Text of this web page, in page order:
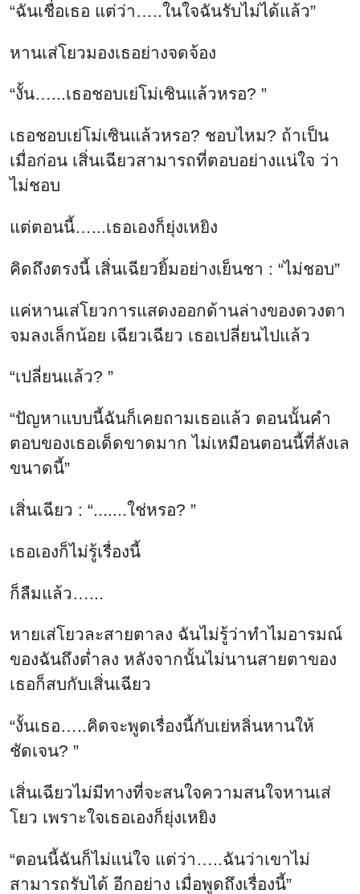
แต่ตอนนี้…...เธอเองก็ยุ่งเหยิง
คิดถึงตรงนี้ เสิ่นเฉียวยิ้มอย่างเย็นชา : “ไม่ชอบ”
แค่หานเส่โยวการแสดงออกด้านล่างของดวงตา
จมลงเล็กน้อย เฉียวเฉียว เธอเปลี่ยนไปแล้ว
“เปลี่ยนแล้ว? ”
“ปัญหาแบบนี้ฉันก็เคยถามเธอแล้ว ตอนนั้นคำ
ตอบของเธอเด็ดขาดมาก ไม่เหมือนตอนนี้ที่ลังเล
ขนาดนี้”
เสิ่นเฉียว : “.......ใช่หรอ? ”
เธอเองก็ไม่รู้เรื่องนี้
ก็ลืมแล้ว…...
หายเส่โยวละสายตาลง ฉันไม่รู้ว่าทำไมอารมณ์
ของฉันถึงต่ำลง หลังจากนั้นไม่นานสายตาของ
เธอก็สบกับเสิ่นเฉียว
“งั้นเธอ…..คิดจะพูดเรื่องนี้กับเย่หลิ่นหานให้
ชัดเจน? ”
เสิ่นเฉียวไม่มีทางที่จะสนใจความสนใจหานเส่
โยว เพราะใจเธอเองก็ยุ่งเหยิง
“ตอนนี้ฉันก็ไม่แน่ใจ แต่ว่า…..ฉันว่าเขาไม่
สามารถรับได้ อีกอย่าง เมื่อพูดถึงเรื่องนี้”